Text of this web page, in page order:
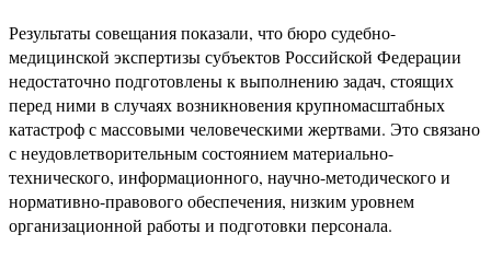
Результаты совещания показали, что бюро судебно-
медицинской экспертизы субъектов Российской Федерации
недостаточно подготовлены к выполнению задач, стоящих
перед ними в случаях возникновения крупномасштабных
катастроф с массовыми человеческими жертвами. Это связано
с неудовлетворительным состоянием материально-
технического, информационного, научно-методического и
нормативно-правового обеспечения, низким уровнем
организационной работы и подготовки персонала.